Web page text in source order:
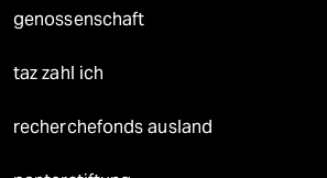
genossenschaft
taz zahl ich
recherchefonds ausland